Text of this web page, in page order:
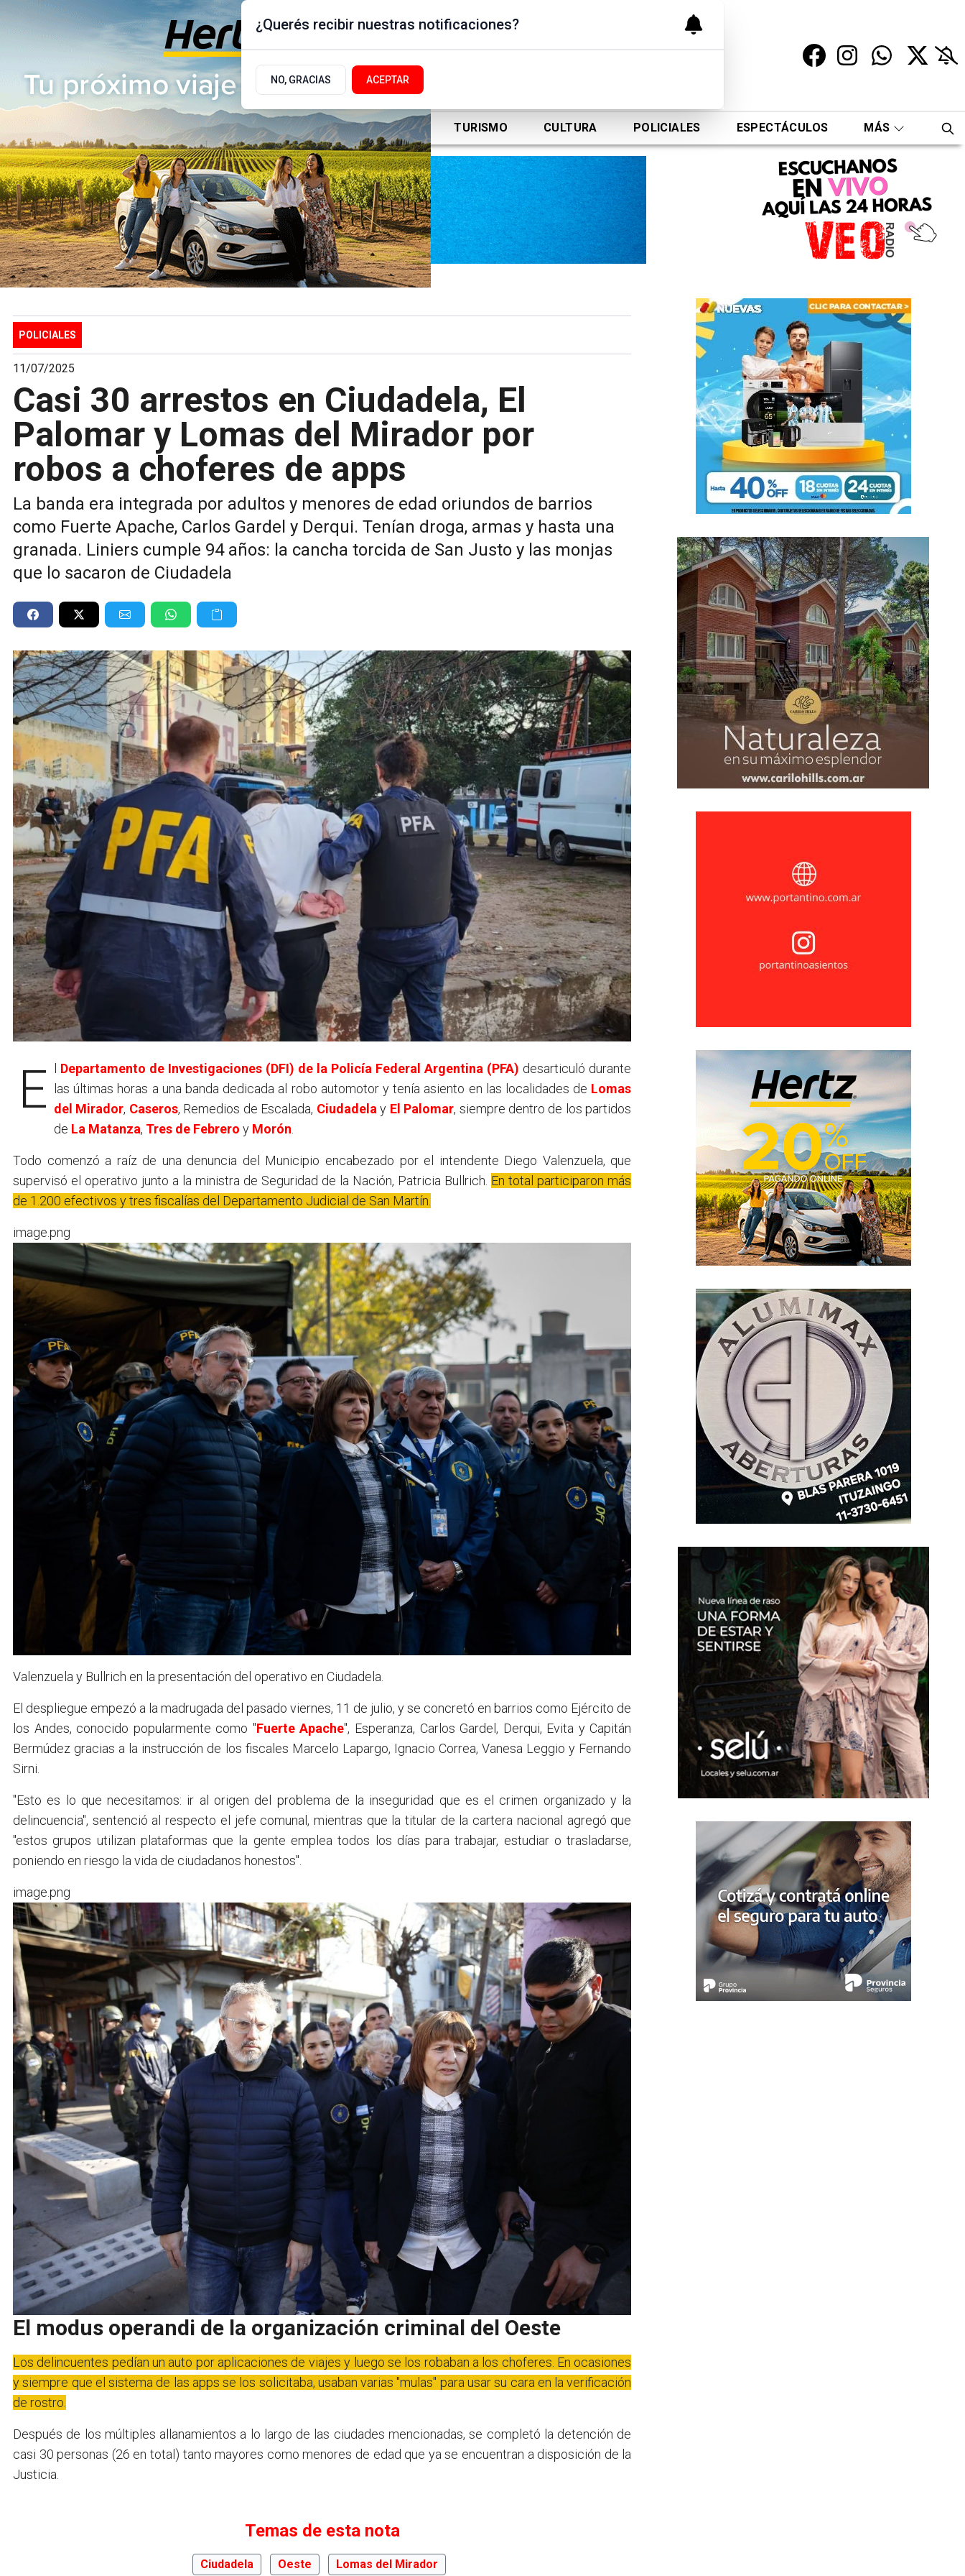
Sábado 8 de Agosto
de 2026
17.9ºc | Buenos Aires, AR
ACTUALIDAD POLÍTICA DEPORTES TURISMO CULTURA POLICIALES ESPECTÁCULOS MÁS
POLICIALES
11/07/2025
Casi 30 arrestos en Ciudadela, El
Palomar y Lomas del Mirador por
robos a choferes de apps
La banda era integrada por adultos y menores de edad oriundos de barrios
como Fuerte Apache, Carlos Gardel y Derqui. Tenían droga, armas y hasta una
granada. Liniers cumple 94 años: la cancha torcida de San Justo y las monjas
que lo sacaron de Ciudadela
El Departamento de Investigaciones (DFI) de la Policía Federal Argentina (PFA) desarticuló durante
las últimas horas a una banda dedicada al robo automotor y tenía asiento en las localidades de Lomas
del Mirador, Caseros, Remedios de Escalada, Ciudadela y El Palomar, siempre dentro de los partidos
de La Matanza, Tres de Febrero y Morón
Todo comenzó a raíz de una denuncia del Municipio encabezado por el intendente Diego Valenzuela, que
supervisó el operativo junto a la ministra de Seguridad de la Nación, Patricia Bullrich. En total participaron más
de 1.200 efectivos y tres fiscalías del Departamento Judicial de San Martín.
image.png
Valenzuela y Bullrich en la presentación del operativo en Ciudadela.
El despliegue empezó a la madrugada del pasado viernes, 11 de julio, y se concretó en barrios como Ejército de
los Andes, conocido popularmente como "Fuerte Apache", Esperanza, Carlos Gardel, Derqui, Evita y Capitán
Bermúdez gracias a la instrucción de los fiscales Marcelo Lapargo, Ignacio Correa, Vanesa Leggio y Fernando
Sirni.
"Esto es lo que necesitamos: ir al origen del problema de la inseguridad que es el crimen organizado y la
delincuencia", sentenció al respecto el jefe comunal, mientras que la titular de la cartera nacional agregó que
"estos grupos utilizan plataformas que la gente emplea todos los días para trabajar, estudiar o trasladarse,
poniendo en riesgo la vida de ciudadanos honestos".
image.png
El modus operandi de la organización criminal del Oeste
Los delincuentes pedían un auto por aplicaciones de viajes y luego se los robaban a los choferes. En ocasiones
y siempre que el sistema de las apps se los solicitaba, usaban varias "mulas" para usar su cara en la verificación
de rostro.
Después de los múltiples allanamientos a lo largo de las ciudades mencionadas, se completó la detención de
casi 30 personas (26 en total) tanto mayores como menores de edad que ya se encuentran a disposición de la
Justicia.
Temas de esta nota
Ciudadela Oeste Lomas del Mirador
¿Querés recibir nuestras notificaciones?
NO, GRACIAS ACEPTAR